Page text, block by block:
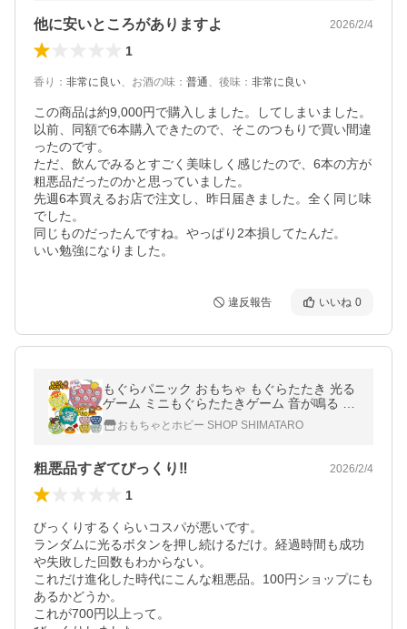
他に安いところがありますよ 2026/2/4
1
香り ： 非常に良い、 お酒の味 ： 普通、 後味 ： 非常に良い
この商品は約9,000円で購入しました。してしまいました。
以前、同額で6本購入できたので、そこのつもりで買い間違
ったのです。
ただ、飲んでみるとすごく美味しく感じたので、6本の方が
粗悪品だったのかと思っていました。
先週6本買えるお店で注文し、昨日届きました。全く同じ味
でした。
同じものだったんですね。やっぱり2本損してたんだ。
いい勉強になりました。
違反報告 いいね 0
もぐらパニック おもちゃ もぐらたたき 光る
ゲーム ミニもぐらたたきゲーム 音が鳴る 知
育 指先 脳の発達 脳トレ ストレス解消 ミニ
ゲーム 電池式 ボタン電池
おもちゃとホビー SHOP SHIMATARO
粗悪品すぎてびっくり‼️ 2026/2/4
1
びっくりするくらいコスパが悪いです。
ランダムに光るボタンを押し続けるだけ。経過時間も成功
や失敗した回数もわからない。
これだけ進化した時代にこんな粗悪品。100円ショップにも
あるかどうか。
これが700円以上って。